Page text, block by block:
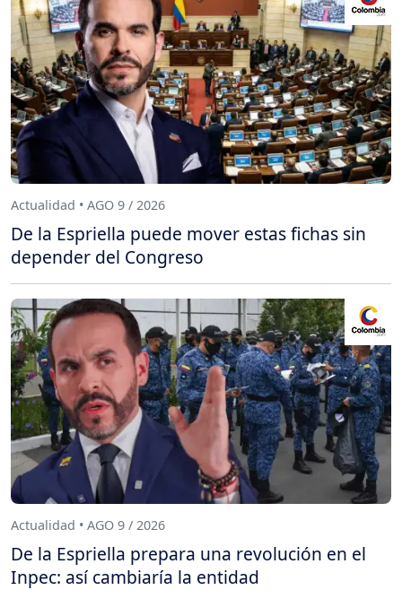
Actualidad • AGO 9 / 2026
De la Espriella puede mover estas fichas sin
depender del Congreso
Actualidad • AGO 9 / 2026
De la Espriella prepara una revolución en el
Inpec: así cambiaría la entidad